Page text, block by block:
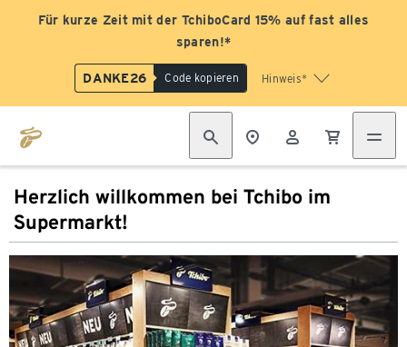
Für kurze Zeit mit der TchiboCard 15% auf fast alles
sparen!*
DANKE26 Code kopieren Hinweis*
Herzlich willkommen bei Tchibo im
Supermarkt!